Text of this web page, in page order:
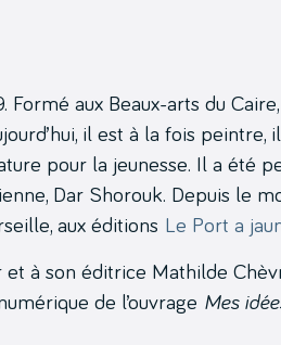
Formé aux Beaux-arts du
il est à la fois peintre,
pour la jeunesse. Il a été
Dar Shorouk. Depuis le
aux éditions Le Port a
et à son éditrice Mathilde
de l’ouvrage Mes